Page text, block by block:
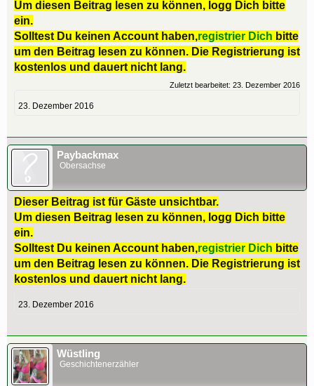
Um diesen Beitrag lesen zu können, logg Dich bitte
ein.
Solltest Du keinen Account haben,registrier Dich bitte
um den Beitrag lesen zu können. Die Registrierung ist
kostenlos und dauert nicht lang.
Zuletzt bearbeitet: 23. Dezember 2016
23. Dezember 2016
Paybackmax
Obersachse
Dieser Beitrag ist für Gäste unsichtbar.
Um diesen Beitrag lesen zu können, logg Dich bitte
ein.
Solltest Du keinen Account haben,registrier Dich bitte
um den Beitrag lesen zu können. Die Registrierung ist
kostenlos und dauert nicht lang.
23. Dezember 2016
Wüstling
Geschichtenerzähler